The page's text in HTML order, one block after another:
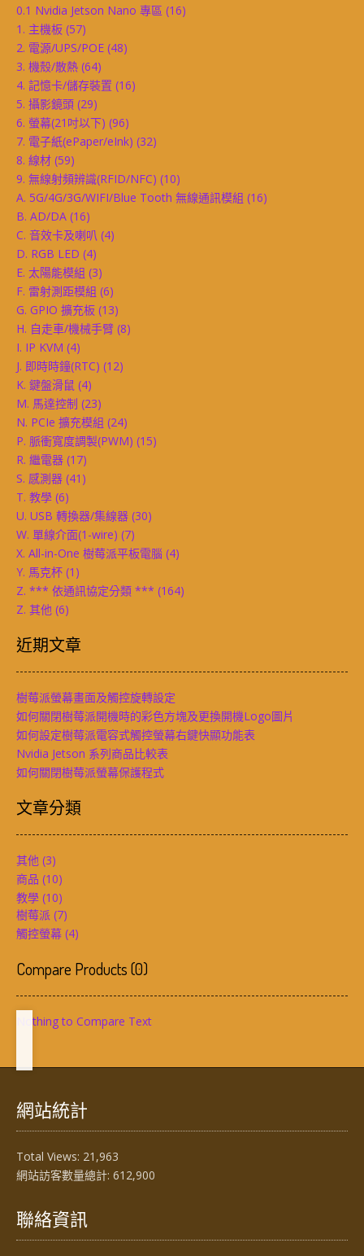
0.1 Nvidia Jetson Nano 專區 (16)
1. 主機板 (57)
2. 電源/UPS/POE (48)
3. 機殼/散熱 (64)
4. 記憶卡/儲存裝置 (16)
5. 攝影鏡頭 (29)
6. 螢幕(21吋以下) (96)
7. 電子紙(ePaper/eInk) (32)
8. 線材 (59)
9. 無線射頻辨識(RFID/NFC) (10)
A. 5G/4G/3G/WIFI/Blue Tooth 無線通訊模組 (16)
B. AD/DA (16)
C. 音效卡及喇叭 (4)
D. RGB LED (4)
E. 太陽能模組 (3)
F. 雷射測距模組 (6)
G. GPIO 擴充板 (13)
H. 自走車/機械手臂 (8)
I. IP KVM (4)
J. 即時時鐘(RTC) (12)
K. 鍵盤滑鼠 (4)
M. 馬達控制 (23)
N. PCIe 擴充模組 (24)
P. 脈衝寬度調製(PWM) (15)
R. 繼電器 (17)
S. 感測器 (41)
T. 教學 (6)
U. USB 轉換器/集線器 (30)
W. 單線介面(1-wire) (7)
X. All-in-One 樹莓派平板電腦 (4)
Y. 馬克杯 (1)
Z. *** 依通訊協定分類 *** (164)
Z. 其他 (6)
近期文章
樹莓派螢幕畫面及觸控旋轉設定
如何關閉樹莓派開機時的彩色方塊及更換開機Logo圖片
如何設定樹莓派電容式觸控螢幕右鍵快顯功能表
Nvidia Jetson 系列商品比較表
如何關閉樹莓派螢幕保護程式
文章分類
其他 (3)
商品 (10)
教學 (10)
樹莓派 (7)
觸控螢幕 (4)
Compare Products(0)
Nothing to Compare Text
網站統計
Total Views: 21,963
網站訪客數量總計: 612,900
聯絡資訊